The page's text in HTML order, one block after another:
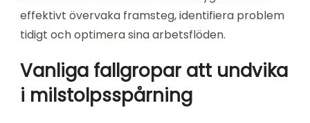
effektivt övervaka framsteg, identifiera problem
tidigt och optimera sina arbetsflöden.
Vanliga fallgropar att undvika
i milstolpsspårning